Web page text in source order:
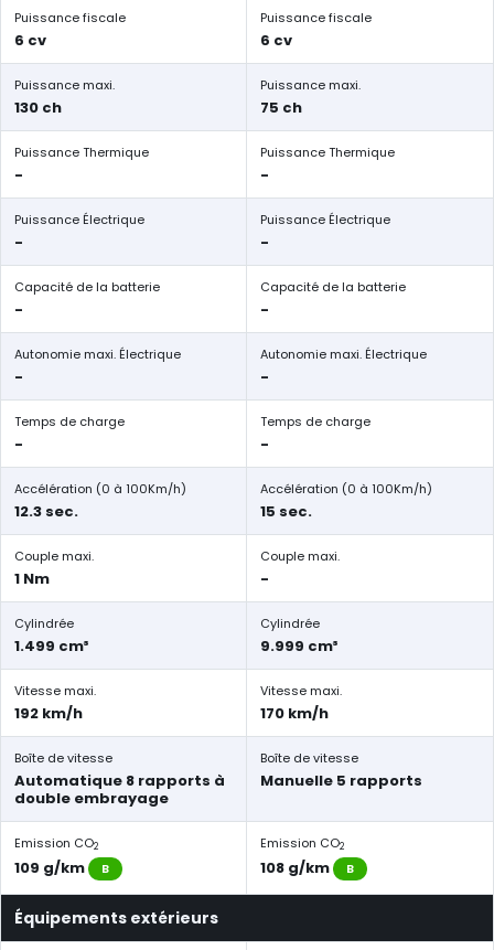
Puissance fiscale
6 cv
Puissance fiscale
6 cv
Puissance maxi.
130 ch
Puissance maxi.
75 ch
Puissance Thermique
-
Puissance Thermique
-
Puissance Électrique
-
Puissance Électrique
-
Capacité de la batterie
-
Capacité de la batterie
-
Autonomie maxi. Électrique
-
Autonomie maxi. Électrique
-
Temps de charge
-
Temps de charge
-
Accélération (0 à 100Km/h)
12.3 sec.
Accélération (0 à 100Km/h)
15 sec.
Couple maxi.
1 Nm
Couple maxi.
-
Cylindrée
1.499 cm³
Cylindrée
9.999 cm³
Vitesse maxi.
192 km/h
Vitesse maxi.
170 km/h
Boîte de vitesse
Automatique 8 rapports à
double embrayage
Boîte de vitesse
Manuelle 5 rapports
Emission CO2
109 g/km B
Emission CO2
108 g/km B
Équipements extérieurs